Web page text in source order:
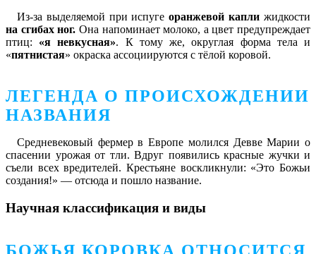
Из-за выделяемой при испугеоранжевой каплижидкости
на сгибах ног. Она напоминает молоко, а цвет предупреждает
птиц: «я невкусная». К тому же, округлая форма тела и
«пятнистая» окраска ассоциируются с тёлой коровой.
ЛЕГЕНДА О ПРОИСХОЖДЕНИИ
НАЗВАНИЯ
Средневековый фермер в Европе молился Девве Марии о
спасении урожая от тли. Вдруг появились красные жучки и
съели всех вредителей. Крестьяне воскликнули: «Это Божьи
создания!» — отсюда и пошло название.
Научная классификация и виды